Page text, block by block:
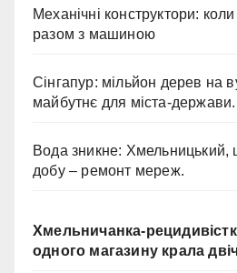
Механічні конструктори:
разом з машиною
Сінгапур: мільйон дерев на
майбутнє для міста-держави.
Вода зникне: Хмельницький,
добу – ремонт мереж.
Хмельничанка-
одного магазину крала